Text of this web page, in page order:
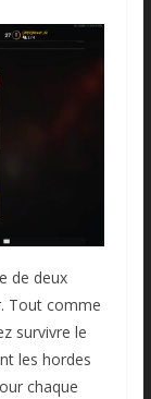
de deux
Tout comme
survivre le
les hordes
chaque